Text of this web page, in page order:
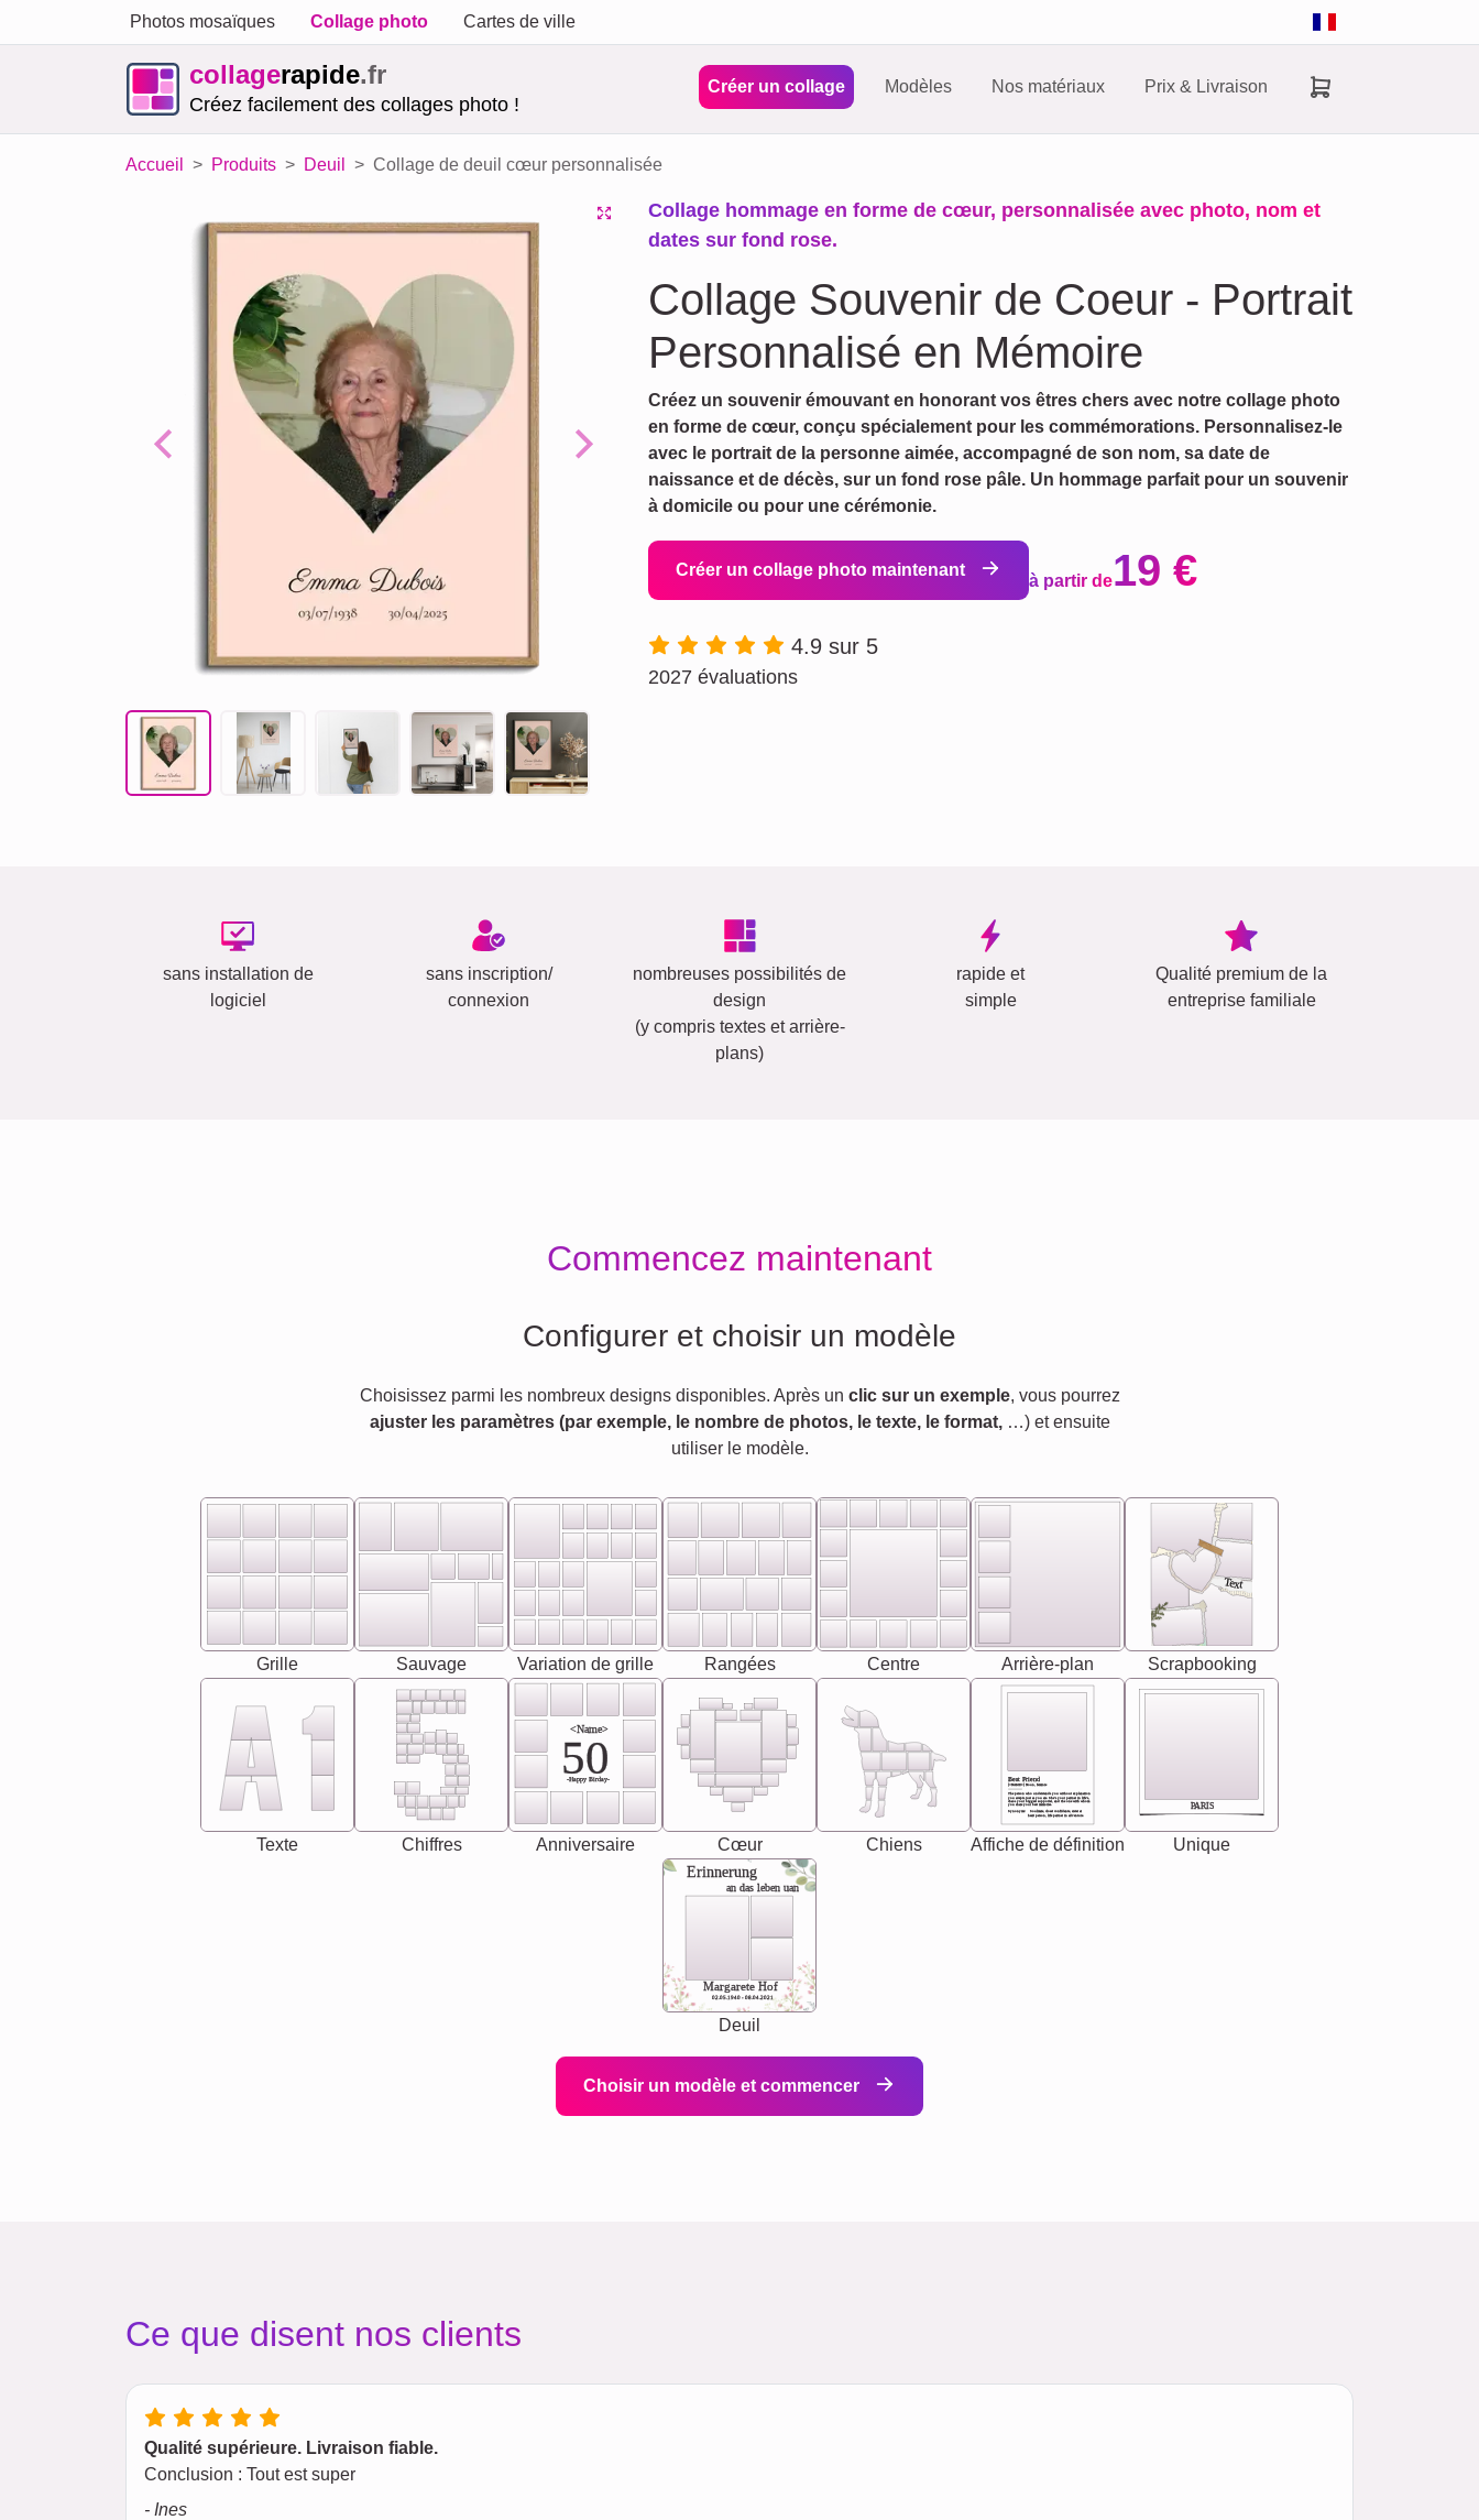
Photos mosaïques Collage photo Cartes de ville
collagerapide.fr
Créez facilement des collages photo !
Créer un collage Modèles Nos matériaux Prix & Livraison
Accueil Produits Deuil Collage de deuil cœur personnalisée
Previous Next
Collage hommage en forme de cœur, personnalisée avec photo, nom et
dates sur fond rose.
Collage Souvenir de Coeur - Portrait
Personnalisé en Mémoire
Créez un souvenir émouvant en honorant vos êtres chers avec notre collage photo
en forme de cœur, conçu spécialement pour les commémorations. Personnalisez-le
avec le portrait de la personne aimée, accompagné de son nom, sa date de
naissance et de décès, sur un fond rose pâle. Un hommage parfait pour un souvenir
à domicile ou pour une cérémonie.
Créer un collage photo maintenant
à partir de19 €
4.9 sur 5
2027 évaluations
sans installation de
logiciel
sans inscription/
connexion
nombreuses possibilités de
design
(y compris textes et arrière-
plans)
rapide et
simple
Qualité premium de la
entreprise familiale
Commencez maintenant
Configurer et choisir un modèle
Choisissez parmi les nombreux designs disponibles. Après un clic sur un exemple, vous pourrez
ajuster les paramètres (par exemple, le nombre de photos, le texte, le format,…) et ensuite
utiliser le modèle.
Grille Sauvage Variation de grille Rangées Centre Arrière-plan
Text
Scrapbooking
Texte Chiffres
<Name>
50
-Happy Birday-
Anniversaire Cœur Chiens
Best Friend
[<NAME>] Noun, feminie
Synonyms: Soulmate, closet confidante, sister at
heart person, life partner in adventure.
The person who understands you without explanation
you accepts just as you are. She's your partner in life's,
chaos your biggest supporter, and the one with whom
you share your best memories.
Affiche de définition
PARIS
Unique
Erinnerung
an das leben uan
Margarete Hof
02.05.1940 - 08.04.2021
Deuil
Choisir un modèle et commencer
Ce que disent nos clients
Qualité supérieure. Livraison fiable.
Conclusion : Tout est super
- Ines